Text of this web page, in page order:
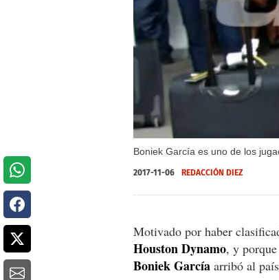
Boniek García es uno de los
2017-11-06 REDACCIÓN DIEZ
Motivado por haber
Houston Dynamo, y
Boniek García arribó al